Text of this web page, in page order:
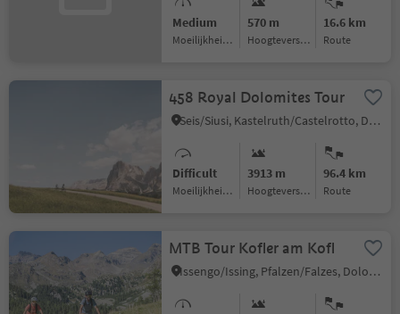
Medium
Moeilijkheidsgraad
570 m
Hoogteverschil
16.6 km
Route
458 Royal Dolomites Tour
Seis/Siusi, Kastelruth/Castelrotto, Dolomites Region Seiser Alm
Difficult
Moeilijkheidsgraad
3913 m
Hoogteverschil
96.4 km
Route
MTB Tour Kofler am Kofl
Issengo/Issing, Pfalzen/Falzes, Dolomites Region Kronplatz/Plan de Corones